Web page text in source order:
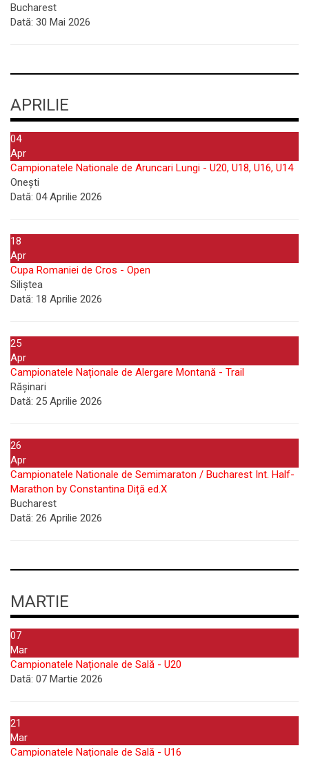
Bucharest
Dată: 30 Mai 2026
APRILIE
04
Apr
Campionatele Nationale de Aruncari Lungi - U20, U18, U16, U14
Onești
Dată: 04 Aprilie 2026
18
Apr
Cupa Romaniei de Cros - Open
Siliștea
Dată: 18 Aprilie 2026
25
Apr
Campionatele Naționale de Alergare Montană - Trail
Rășinari
Dată: 25 Aprilie 2026
26
Apr
Campionatele Nationale de Semimaraton / Bucharest Int. Half-
Marathon by Constantina Diță ed.X
Bucharest
Dată: 26 Aprilie 2026
MARTIE
07
Mar
Campionatele Naționale de Sală - U20
Dată: 07 Martie 2026
21
Mar
Campionatele Naționale de Sală - U16